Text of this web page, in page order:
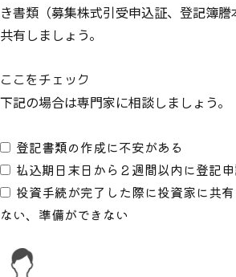
き書類（募集株式引受申込証、登記簿
共有しましょう。
ここをチェック
下記の場合は専門家に相談しましょう。
登記書類の作成に不安がある
払込期日末日から２週間以内に登記
投資手続が完了した際に投資家に共
ない、準備ができない